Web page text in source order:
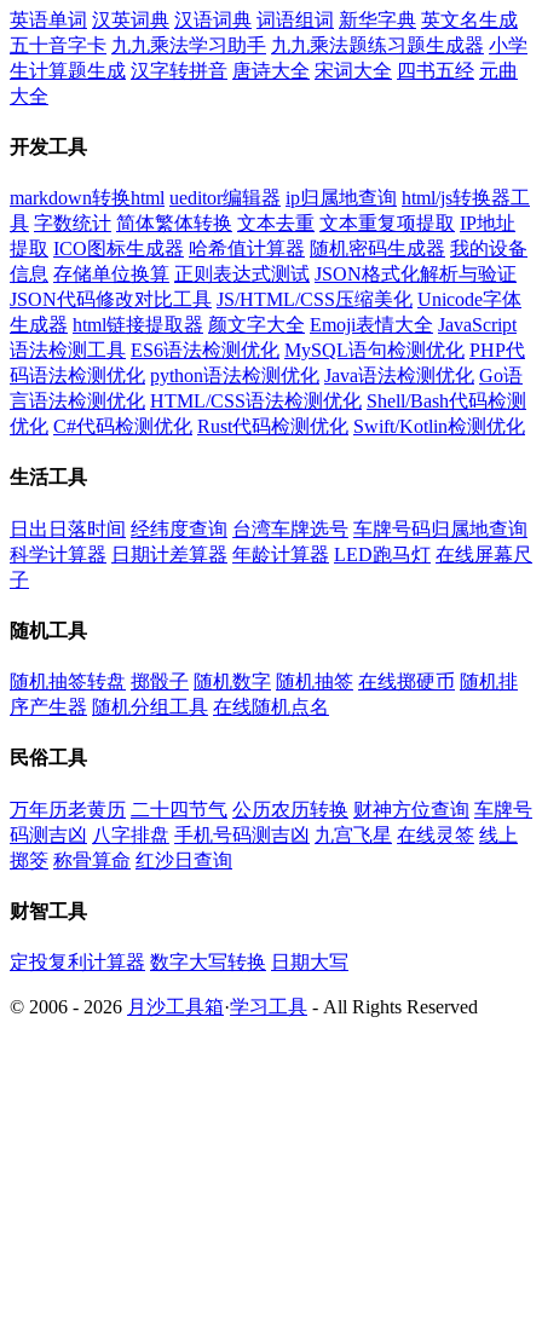
英语单词 汉英词典 汉语词典 词语组词 新华字典 英文名生成
五十音字卡 九九乘法学习助手 九九乘法题练习题生成器 小学
生计算题生成 汉字转拼音 唐诗大全 宋词大全 四书五经 元曲
大全
开发工具
markdown转换html ueditor编辑器 ip归属地查询 html/js转换器工
具 字数统计 简体繁体转换 文本去重 文本重复项提取 IP地址
提取 ICO图标生成器 哈希值计算器 随机密码生成器 我的设备
信息 存储单位换算 正则表达式测试 JSON格式化解析与验证
JSON代码修改对比工具 JS/HTML/CSS压缩美化 Unicode字体
生成器 html链接提取器 颜文字大全 Emoji表情大全 JavaScript
语法检测工具 ES6语法检测优化 MySQL语句检测优化 PHP代
码语法检测优化 python语法检测优化 Java语法检测优化 Go语
言语法检测优化 HTML/CSS语法检测优化 Shell/Bash代码检测
优化 C#代码检测优化 Rust代码检测优化 Swift/Kotlin检测优化
生活工具
日出日落时间 经纬度查询 台湾车牌选号 车牌号码归属地查询
科学计算器 日期计差算器 年龄计算器 LED跑马灯 在线屏幕尺
子
随机工具
随机抽签转盘 掷骰子 随机数字 随机抽签 在线掷硬币 随机排
序产生器 随机分组工具 在线随机点名
民俗工具
万年历老黄历 二十四节气 公历农历转换 财神方位查询 车牌号
码测吉凶 八字排盘 手机号码测吉凶 九宫飞星 在线灵签 线上
掷筊 称骨算命 红沙日查询
财智工具
定投复利计算器 数字大写转换 日期大写
© 2006 - 2026 月沙工具箱·学习工具 - All Rights Reserved